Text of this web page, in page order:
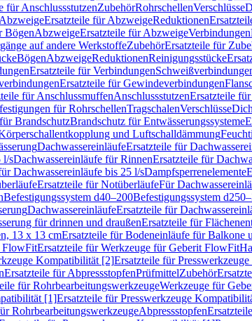
für AnschlussstutzenZubehörRohrschellenVerschlüsse
AbzweigeErsatzteile für AbzweigeReduktionen
BögenAbzweigeErsatzteile für AbzweigeVerbindungen
auf andere WerkstoffeZubehörErsatzteile für
BögenAbzweigeReduktionenReinigungsstücke
Ersatzteile für Verbindungen
Ersatzteile für Gewindeverbindungen
für AnschlussmuffenAnschlussstutzenErsatzteile
für RohrschellenTragschalenVerschlüsse
BrandschutzBrandschutz für Entwässerungssysteme
und Luftschalldämmung
DachwassereinläufeErsatzteile für
l/sDachwassereinläufe für RinnenErsatzteile für
Dachwassereinläufe bis 25 l/sDampfsperrenelemente
Ersatzteile für NotüberläufeFür
Befestigungssystem d40–200Befestigungssystem
DachwassereinläufeErsatzteile für
für drinnen und draußenErsatzteile für
13 x 13 cmErsatzteile für Bodeneinläufe für Balkone
FlowFitErsatzteile für Werkzeuge für Geberit FlowFit
Kompatibilität [2]Ersatzteile für
Ersatzteile für AbpressstopfenPrüfmittelZubehör
für RohrbearbeitungswerkzeugeWerkzeuge für
[1]Ersatzteile für Presswerkzeuge
RohrbearbeitungswerkzeugeAbpressstopfen